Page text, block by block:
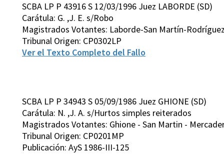
SCBA LP P 43916 S 12/03/1996 Juez LABORDE (SD)
Carátula: G. ,J. E. s/Robo
Magistrados Votantes: Laborde-San Martín-
Tribunal Origen: CP0302LP
Ver el Texto Completo del Fallo
SCBA LP P 34943 S 05/09/1986 Juez GHIONE (SD)
Carátula: N. ,J. A. s/Hurtos simples reiterados
Magistrados Votantes: Ghione - San Martin -
Tribunal Origen: CP0201MP
Publicación: AyS 1986-III-125